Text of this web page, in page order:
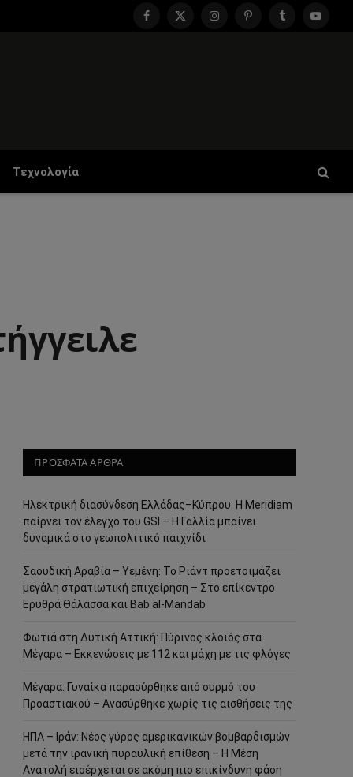
Facebook
X
InstagramPinterestTumblr
Τεχνολογία
ΠΡΟΣΦΑΤΑ ΑΡΘΡΑ
Ηλεκτρική διασύνδεση Ελλάδας–Κύπρου: Η Meridiam
παίρνει τον έλεγχο του GSI – Η Γαλλία μπαίνει
δυναμικά στο γεωπολιτικό παιχνίδι
Σαουδική Αραβία – Υεμένη: Το Ριάντ προετοιμάζει
μεγάλη στρατιωτική επιχείρηση – Στο επίκεντρο
Ερυθρά Θάλασσα και Bab al-Mandab
Φωτιά στη Δυτική Αττική: Πύρινος κλοιός στα
Μέγαρα – Εκκενώσεις με 112 και μάχη με τις φλόγες
Μέγαρα: Γυναίκα παρασύρθηκε από συρμό του
Προαστιακού – Ανασύρθηκε χωρίς τις αισθήσεις της
ΗΠΑ – Ιράν: Νέος γύρος αμερικανικών βομβαρδισμών
μετά την ιρανική πυραυλική επίθεση – Η Μέση
Ανατολή εισέρχεται σε ακόμη πιο επικίνδυνη φάση